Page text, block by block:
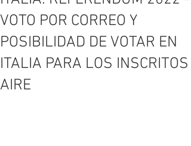
VOTO POR CORREO Y
POSIBILIDAD DE VOTAR EN
ITALIA PARA LOS INSCRITOS
AIRE